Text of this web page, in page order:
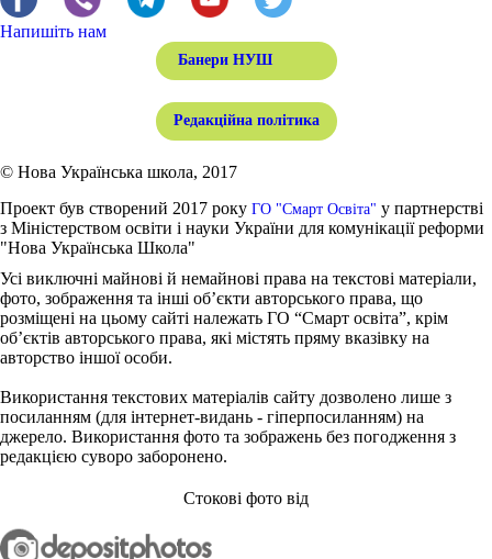
Напишіть нам
Банери НУШ
Редакційна політика
© Нова Українська школа, 2017
Проект був створений 2017 року ГО "Смарт Освіта" у партнерстві
з Міністерством освіти і науки України для комунікації реформи
"Нова Українська Школа"
Усі виключні майнові й немайнові права на текстові матеріали,
фото, зображення та інші об’єкти авторського права, що
розміщені на цьому сайті належать ГО “Смарт освіта”, крім
об’єктів авторського права, які містять пряму вказівку на
авторство іншої особи.
Використання текстових матеріалів сайту дозволено лише з
посиланням (для інтернет-видань - гіперпосиланням) на
джерело. Використання фото та зображень без погодження з
редакцією суворо заборонено.
Стокові фото від